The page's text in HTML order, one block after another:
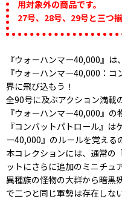
用対象外の商品です。
27号、28号、29号と三つ
『ウォーハンマー40,000』は
『ウォーハンマー40,000：
界に飛び込もう！
全90号に及ぶアクション満載
『ウォーハンマー40,000』の
『コンバットパトロール』
ー40,000』のルールを覚える
本コレクションには、通常の
ットにさらに追加のミニチュ
異種族の怪物の大群から暗黒
で二つと同じ軍勢は存在しない